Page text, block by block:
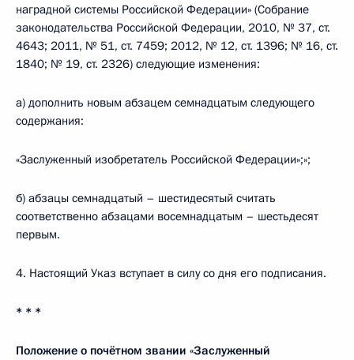
наградной системы Российской Федерации» (Собрание
законодательства Российской Федерации, 2010, № 37, ст.
4643; 2011, № 51, ст. 7459; 2012, № 12, ст. 1396; № 16, ст.
1840; № 19, ст. 2326) следующие изменения:
а) дополнить новым абзацем семнадцатым следующего
содержания:
«Заслуженный изобретатель Российской Федерации»;»;
б) абзацы семнадцатый – шестидесятый считать
соответственно абзацами восемнадцатым – шестьдесят
первым.
4. Настоящий Указ вступает в силу со дня его подписания.
* * *
Положение о почётном звании «Заслуженный